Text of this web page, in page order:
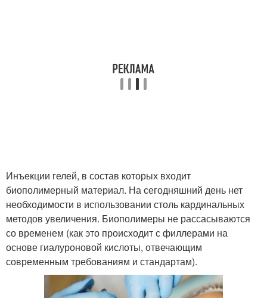
Инъекции гелей, в состав которых входит
биополимерный материал. На сегодняшний день нет
необходимости в использовании столь кардинальных
методов увеличения. Биополимеры не рассасываются
со временем (как это происходит с филлерами на
основе гиалуроновой кислоты, отвечающим
современным требованиям и стандартам).